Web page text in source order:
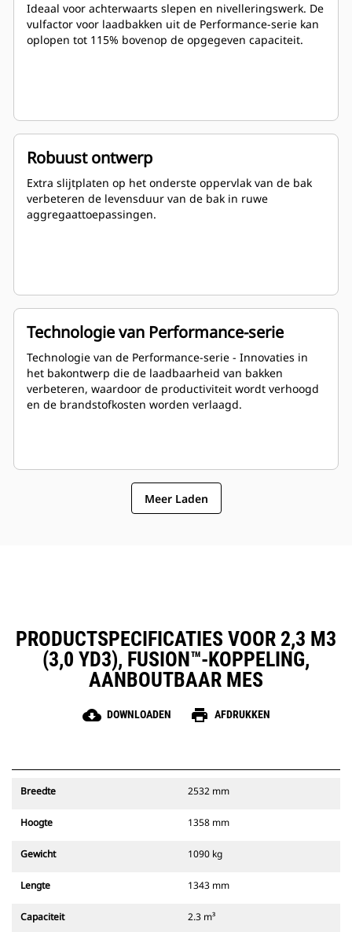
Ideaal voor achterwaarts slepen en nivelleringswerk. De
vulfactor voor laadbakken uit de Performance-serie kan
oplopen tot 115% bovenop de opgegeven capaciteit.
Robuust ontwerp
Extra slijtplaten op het onderste oppervlak van de bak
verbeteren de levensduur van de bak in ruwe
aggregaattoepassingen.
Technologie van Performance-serie
Technologie van de Performance-serie - Innovaties in
het bakontwerp die de laadbaarheid van bakken
verbeteren, waardoor de productiviteit wordt verhoogd
en de brandstofkosten worden verlaagd.
Meer Laden
PRODUCTSPECIFICATIES VOOR 2,3 M3
(3,0 YD3), FUSION™-KOPPELING,
AANBOUTBAAR MES
cloud_download DOWNLOADEN print AFDRUKKEN
Breedte 2532 mm
Hoogte 1358 mm
Gewicht 1090 kg
Lengte 1343 mm
Capaciteit 2.3 m³